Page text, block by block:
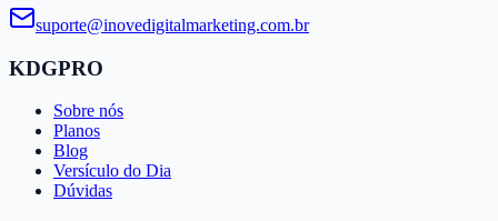
suporte@​inovedigitalmarketing.​com.​br
KDGPRO
Sobre nós
Planos
Blog
Versículo do Dia
Dúvidas